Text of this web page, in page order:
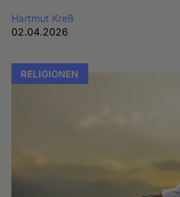
Hartmut Kreß
02.04.2026
RELIGIONEN